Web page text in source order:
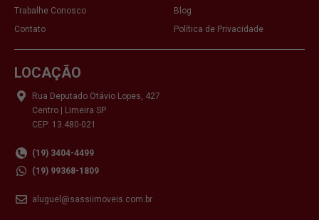
Trabalhe Conosco
Blog
Contato
Política de Privacidade
LOCAÇÃO
Rua Deputado Otávio Lopes, 427
Centro | Limeira SP
CEP: 13.480-021
(19) 3404-4499
(19) 99368-1809
aluguel@sassiimoveis.com.br